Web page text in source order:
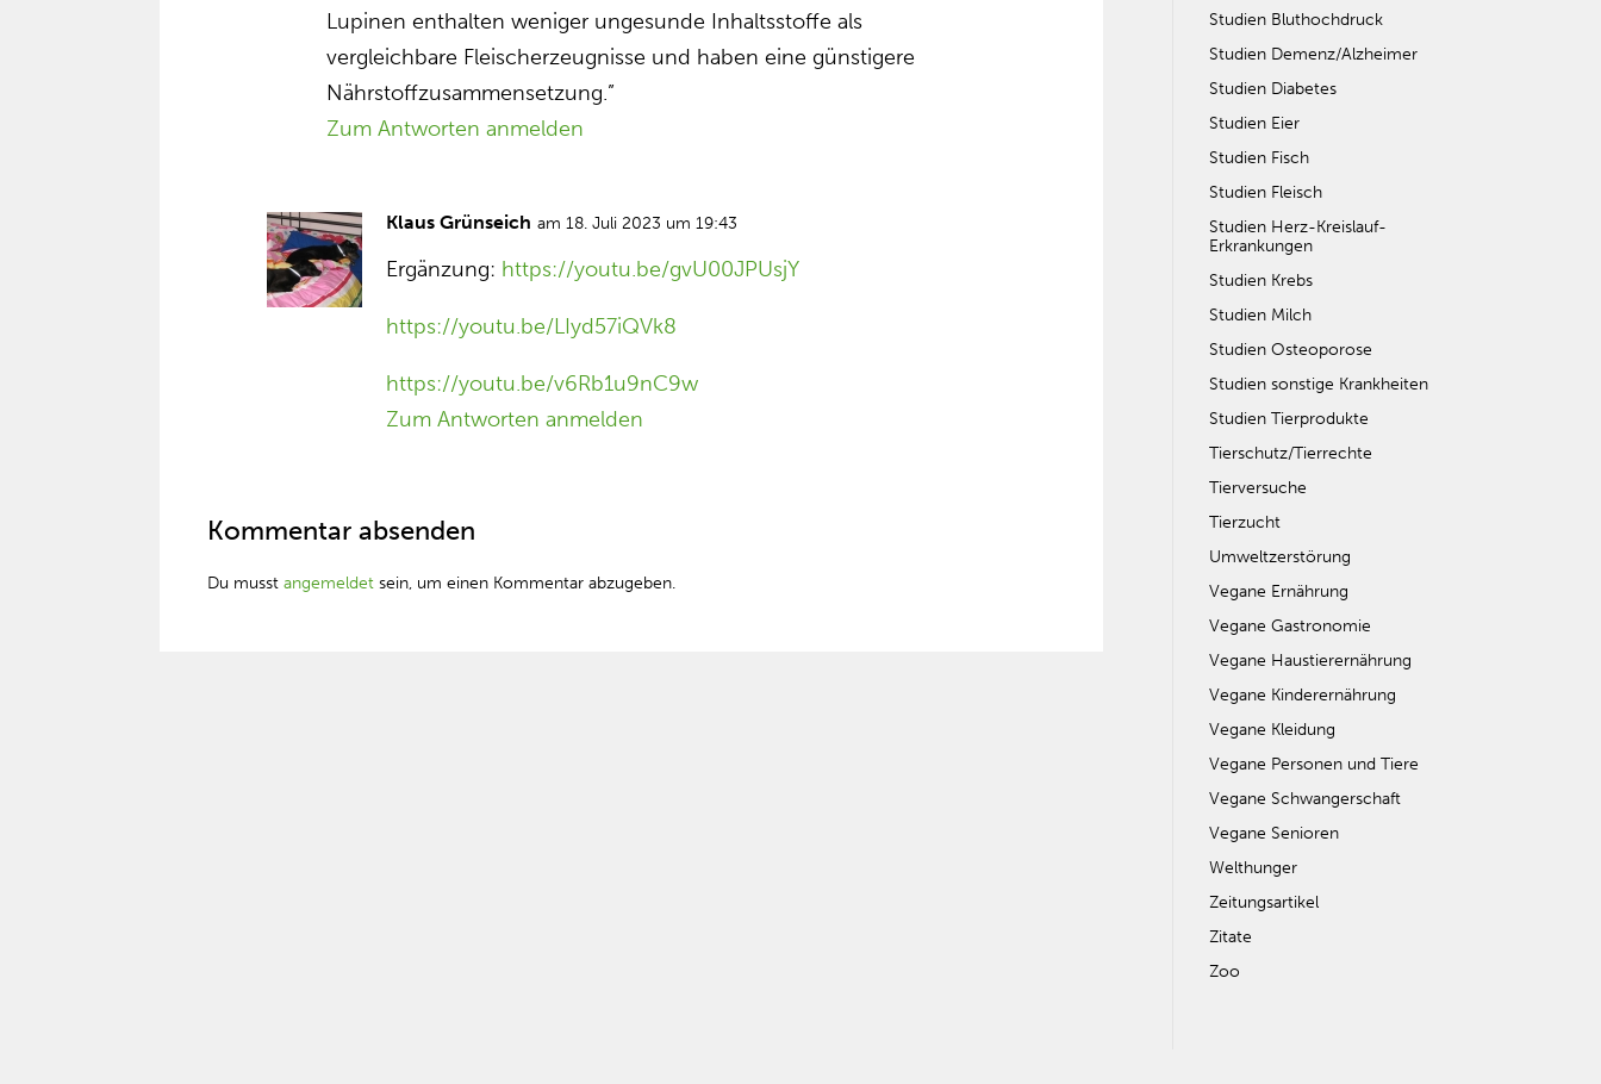
Lupinen enthalten weniger ungesunde Inhaltsstoffe als
vergleichbare Fleischerzeugnisse und haben eine günstigere
Nährstoffzusammensetzung.”
Zum Antworten anmelden
Klaus Grünseich am 18. Juli 2023 um 19:43
Ergänzung: https://youtu.be/gvU00JPUsjY
https://youtu.be/LIyd57iQVk8
https://youtu.be/v6Rb1u9nC9w
Zum Antworten anmelden
Kommentar absenden
Du musstangemeldet sein, um einen Kommentar abzugeben.
Studien Bluthochdruck
Studien Demenz/Alzheimer
Studien Diabetes
Studien Eier
Studien Fisch
Studien Fleisch
Studien Herz-Kreislauf-
Erkrankungen
Studien Krebs
Studien Milch
Studien Osteoporose
Studien sonstige Krankheiten
Studien Tierprodukte
Tierschutz/Tierrechte
Tierversuche
Tierzucht
Umweltzerstörung
Vegane Ernährung
Vegane Gastronomie
Vegane Haustierernährung
Vegane Kinderernährung
Vegane Kleidung
Vegane Personen und Tiere
Vegane Schwangerschaft
Vegane Senioren
Welthunger
Zeitungsartikel
Zitate
Zoo